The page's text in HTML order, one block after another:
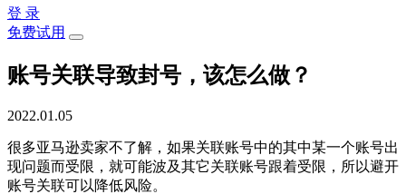
登 录
免费试用
账号关联导致封号，该怎么做？
2022.01.05
很多亚马逊卖家不了解，如果关联账号中的其中某一个账号出
现问题而受限，就可能波及其它关联账号跟着受限，所以避开
账号关联可以降低风险。